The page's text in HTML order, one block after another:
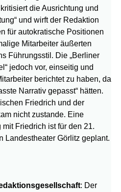
die Ausrichtung und
und wirft der Redaktion
für autokratische Positionen
Mitarbeiter äußerten
Führungsstil. Die „Berliner
jedoch vor, einseitig und
berichtet zu haben, da
Narrativ gepasst“ hätten.
Friedrich und der
nicht zustande. Eine
Friedrich ist für den 21.
Landestheater Görlitz geplant.
: Der